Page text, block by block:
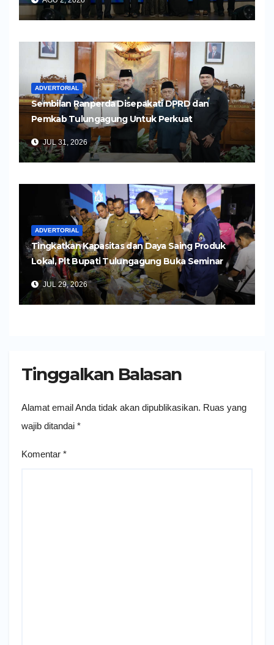
ADVERTORIAL
Sembilan Ranperda Disepakati DPRD dan
Pemkab Tulungagung Untuk Perkuat
Pembangunan Daerah
JUL 31, 2026
ADVERTORIAL
Tingkatkan Kapasitas dan Daya Saing Produk
Lokal, Plt Bupati Tulungagung Buka Seminar
Impor dan Ekspor Produk UMKM
JUL 29, 2026
Tinggalkan Balasan
Alamat email Anda tidak akan dipublikasikan. Ruas yang
wajib ditandai *
Komentar *